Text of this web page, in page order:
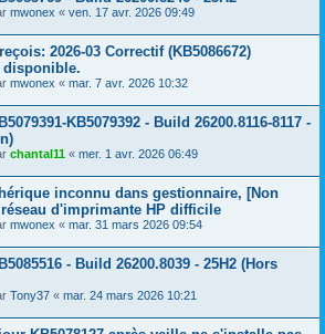
mwonex « ven. 17 avr. 2026 09:49
2026-03 Correctif (KB5086672)
disponible.
mwonex « mar. 7 avr. 2026 10:32
KB5079392 - Build 26200.8116-8117 -
chantal11 « mer. 1 avr. 2026 06:49
inconnu dans gestionnaire, [Non
réseau d'imprimante HP difficile
mwonex « mar. 31 mars 2026 09:54
- Build 26200.8039 - 25H2 (Hors
Tony37 « mar. 24 mars 2026 10:21